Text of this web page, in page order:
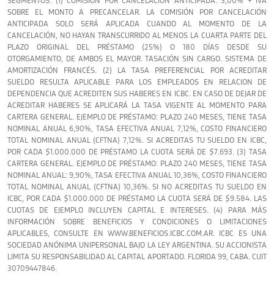
SOBRE EL MONTO A PRECANCELAR. LA COMISIÓN POR CANCELACIÓN
ANTICIPADA SOLO SERÁ APLICADA CUANDO AL MOMENTO DE LA
CANCELACIÓN, NO HAYAN TRANSCURRIDO AL MENOS LA CUARTA PARTE DEL
PLAZO ORIGINAL DEL PRÉSTAMO (25%) O 180 DÍAS DESDE SU
OTORGAMIENTO, DE AMBOS EL MAYOR. TASACIÓN SIN CARGO. SISTEMA DE
AMORTIZACIÓN FRANCÉS. (2) LA TASA PREFERENCIAL POR ACREDITAR
SUELDO RESULTA APLICABLE PARA LOS EMPLEADOS EN RELACION DE
DEPENDENCIA QUE ACREDITEN SUS HABERES EN ICBC. EN CASO DE DEJAR DE
ACREDITAR HABERES SE APLICARÁ LA TASA VIGENTE AL MOMENTO PARA
CARTERA GENERAL. EJEMPLO DE PRÉSTAMO: PLAZO 240 MESES, TIENE TASA
NOMINAL ANUAL 6,90%, TASA EFECTIVA ANUAL 7,12%, COSTO FINANCIERO
TOTAL NOMINAL ANUAL (CFTNA) 7,12%. SI ACREDITAS TU SUELDO EN ICBC,
POR CADA $1.000.000 DE PRÉSTAMO LA CUOTA SERÁ DE $7.693. (3) TASA
CARTERA GENERAL. EJEMPLO DE PRÉSTAMO: PLAZO 240 MESES, TIENE TASA
NOMINAL ANUAL: 9,90%, TASA EFECTIVA ANUAL 10,36%, COSTO FINANCIERO
TOTAL NOMINAL ANUAL (CFTNA) 10,36%. SI NO ACREDITAS TU SUELDO EN
ICBC, POR CADA $1.000.000 DE PRÉSTAMO LA CUOTA SERÁ DE $9.584. LAS
CUOTAS DE EJEMPLO INCLUYEN CAPITAL E INTERESES. (4) PARA MÁS
INFORMACIÓN SOBRE BENEFICIOS Y CONDICIONES O LIMITACIONES
APLICABLES, CONSULTE EN WWW.BENEFICIOS.ICBC.COM.AR. ICBC ES UNA
SOCIEDAD ANÓNIMA UNIPERSONAL BAJO LA LEY ARGENTINA. SU ACCIONISTA
LIMITA SU RESPONSABILIDAD AL CAPITAL APORTADO. FLORIDA 99, CABA. CUIT
30709447846.